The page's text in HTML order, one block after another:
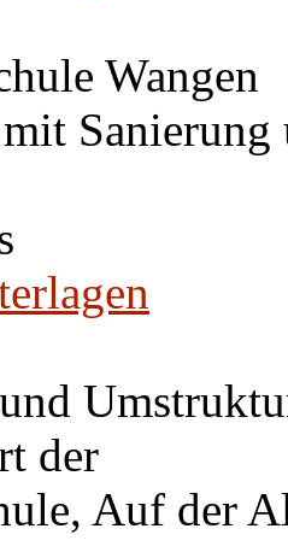
Wangen
der
Auf der